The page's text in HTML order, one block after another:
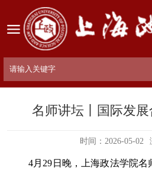
名师讲坛丨国际发
时间：2026-05-02
4月29日晚，上海政法学院名